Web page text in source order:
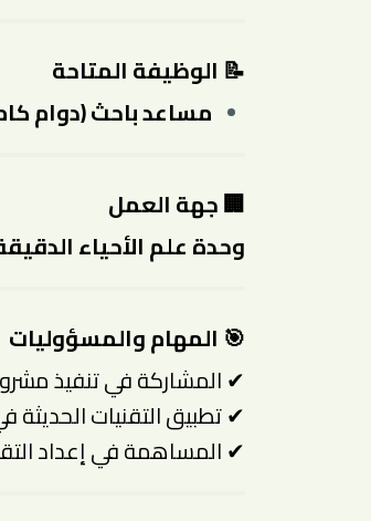
📝 الوظيفة المتاحة
مساعد باحث (دوام
🏢 جهة العمل
وحدة علم الأحياء
🎯 المهام والمسؤوليات
✔ المشاركة في تنفيذ
✔ تطبيق التقنيات الحديثة
✔ المساهمة في إعداد